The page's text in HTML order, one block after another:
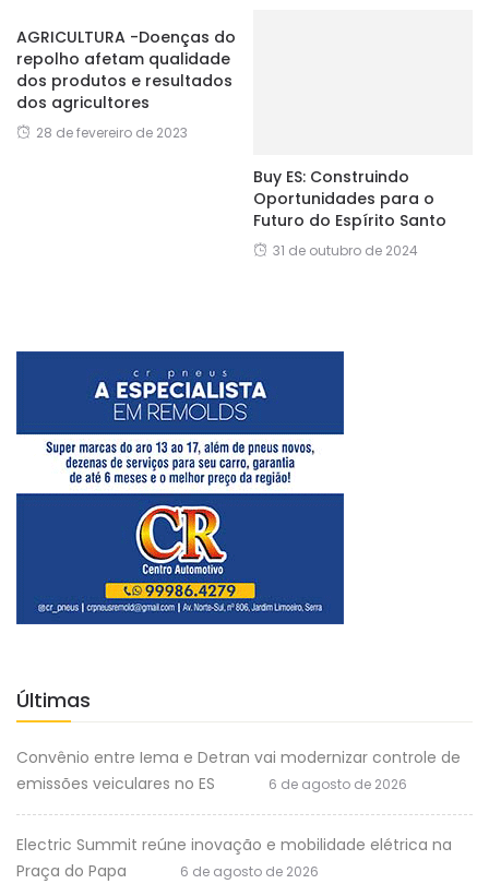
AGRICULTURA -Doenças do
repolho afetam qualidade
dos produtos e resultados
dos agricultores
28 de fevereiro de 2023
Buy ES: Construindo
Oportunidades para o
Futuro do Espírito Santo
31 de outubro de 2024
Últimas
Convênio entre Iema e Detran vai modernizar controle de
emissões veiculares no ES
6 de agosto de 2026
Electric Summit reúne inovação e mobilidade elétrica na
Praça do Papa
6 de agosto de 2026